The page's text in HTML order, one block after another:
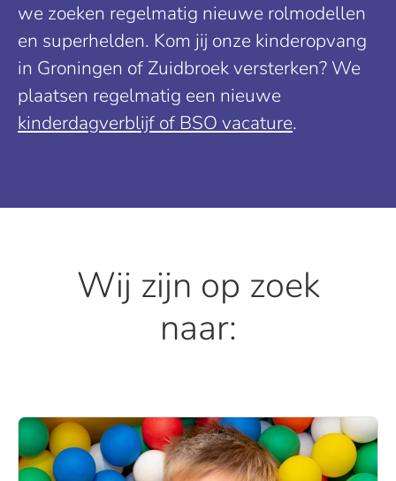
we zoeken regelmatig nieuwe rolmodellen
en superhelden. Kom jij onze kinderopvang
in Groningen of Zuidbroek versterken? We
plaatsen regelmatig een nieuwe
kinderdagverblijf of BSO vacature.
Wij zijn op zoek
naar: